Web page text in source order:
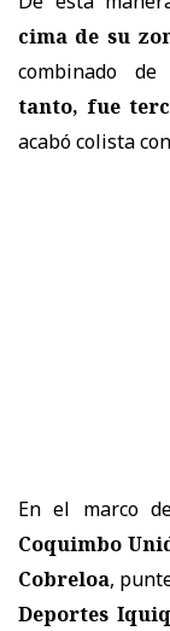
cima de su
combinado de
tanto, fue
acabó colista
En el marco
Coquimbo
Cobreloa,
Deportes